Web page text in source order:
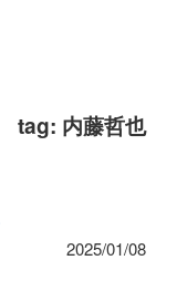
tag: 内藤哲也
2025/01/08